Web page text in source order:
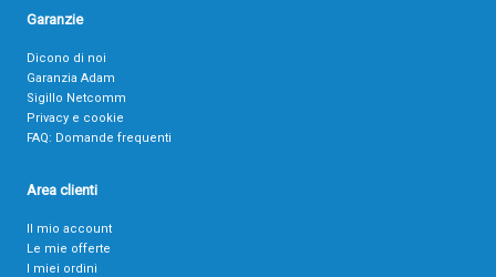
Garanzie
Dicono di noi
Garanzia Adam
Sigillo Netcomm
Privacy e cookie
FAQ: Domande frequenti
Area clienti
Il mio account
Le mie offerte
I miei ordini